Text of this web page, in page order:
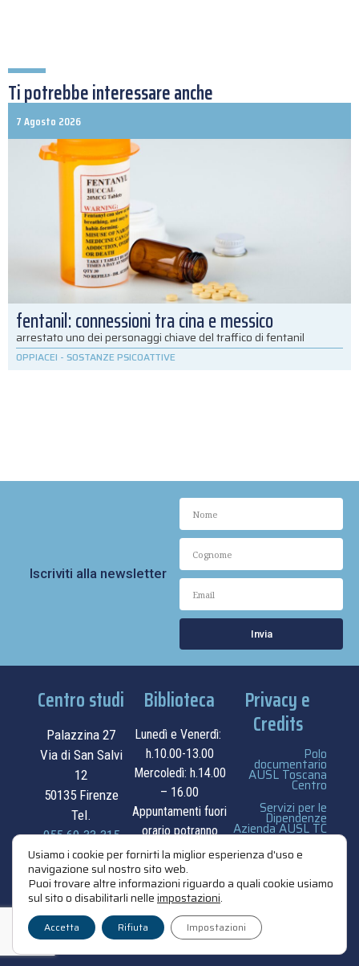
Ti potrebbe interessare anche
7 Agosto 2026
fentanil: connessioni tra cina e messico
arrestato uno dei personaggi chiave del traffico di fentanil
OPPIACEI - SOSTANZE PSICOATTIVE
Iscriviti alla newsletter
Invia
Centro studi
Palazzina 27
Via di San Salvi
12
50135 Firenze
Tel.
055.69.33.315
contatti
Biblioteca
Lunedì e Venerdì:
h.10.00-13.00
Mercoledì: h.14.00
– 16.00
Appuntamenti fuori
orario potranno
essere
concordati su
appuntamento.
contatti
Privacy e
Credits
Polo
documentario
AUSL Toscana
Centro
Servizi per le
Dipendenze
Azienda AUSL TC
privacy e cookie
Usiamo i cookie per fornirti la miglior esperienza d'uso e
navigazione sul nostro sito web.
Puoi trovare altre informazioni riguardo a quali cookie usiamo
sul sito o disabilitarli nelleimpostazioni.
Accetta Rifiuta Impostazioni